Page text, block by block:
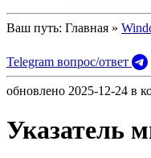
Ваш путь: Главная »
Telegram вопрос/ответ
обновлено 2025-12-24 в
Указатель